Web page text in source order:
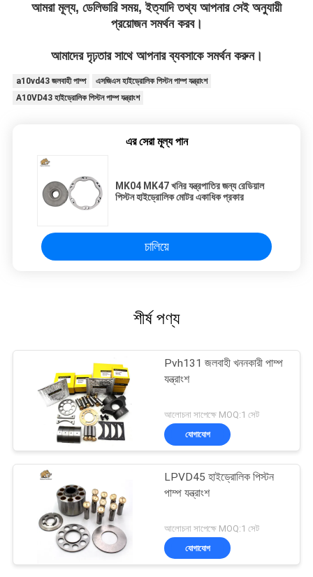
আমরা মূল্য, ডেলিভারি সময়, ইত্যাদি তথ্য আপনার সেই অনুযায়ী
প্রয়োজন সমর্থন করব।
আমাদের দৃঢ়তার সাথে আপনার ব্যবসাকে সমর্থন করুন।
a10vd43 জলবাহী পাম্প
এসজিএস হাইড্রোলিক পিস্টন পাম্প যন্ত্রাংশ
A10VD43 হাইড্রোলিক পিস্টন পাম্প যন্ত্রাংশ
এর সেরা মূল্য পান
MK04 MK47 খনির যন্ত্রপাতির জন্য রেডিয়াল
পিস্টন হাইড্রোলিক মোটর একাধিক প্রকার
চালিয়ে
শীর্ষ পণ্য
Pvh131 জলবাহী খননকারী পাম্প
যন্ত্রাংশ
আলোচনা সাপেক্ষে MOQ:1 সেট
যোগাযোগ
LPVD45 হাইড্রোলিক পিস্টন
পাম্প যন্ত্রাংশ
আলোচনা সাপেক্ষে MOQ:1 সেট
যোগাযোগ